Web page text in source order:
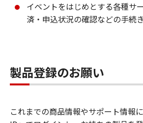
イベントをはじめとする各種サ
済・申込状況の確認などの手続
製品登録のお願い
これまでの商品情報やサポート情報